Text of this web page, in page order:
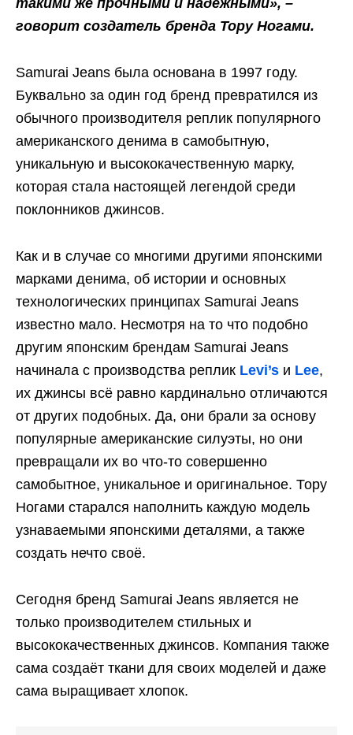
такими же прочными и надёжными», –
говорит создатель бренда Тору Ногами.
Samurai Jeans была основана в 1997 году.
Буквально за один год бренд превратился из
обычного производителя реплик популярного
американского денима в самобытную,
уникальную и высококачественную марку,
которая стала настоящей легендой среди
поклонников джинсов.
Как и в случае со многими другими японскими
марками денима, об истории и основных
технологических принципах Samurai Jeans
известно мало. Несмотря на то что подобно
другим японским брендам Samurai Jeans
начинала с производства реплик Levi’s и Lee,
их джинсы всё равно кардинально отличаются
от других подобных. Да, они брали за основу
популярные американские силуэты, но они
превращали их во что-то совершенно
самобытное, уникальное и оригинальное. Тору
Ногами старался наполнить каждую модель
узнаваемыми японскими деталями, а также
создать нечто своё.
Сегодня бренд Samurai Jeans является не
только производителем стильных и
высококачественных джинсов. Компания также
сама создаёт ткани для своих моделей и даже
сама выращивает хлопок.